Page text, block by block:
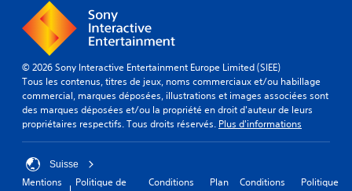
© 2026 Sony Interactive Entertainment Europe Limited (SIEE)
Tous les contenus, titres de jeux, noms commerciaux et/ou habillage
commercial, marques déposées, illustrations et images associées sont
des marques déposées et/ou la propriété en droit d'auteur de leurs
propriétaires respectifs. Tous droits réservés. Plus d'informations
Suisse
Mentions
Politique de
Conditions
Plan
Conditions
Politique